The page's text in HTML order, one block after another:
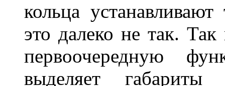
кольца
это далеко не так. Так
первоочередную
выделяет